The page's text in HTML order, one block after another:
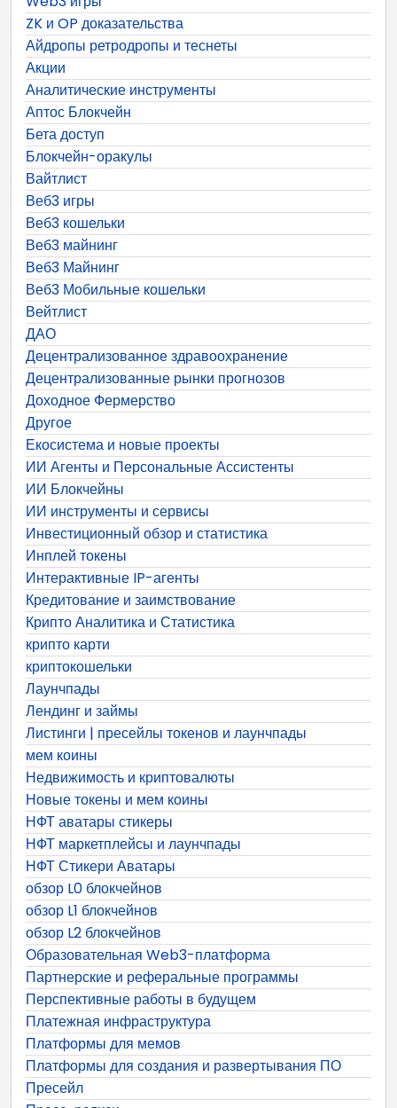
ZK и OP доказательства
Айдропы ретродропы и теснеты
Акции
Аналитические инструменты
Аптос Блокчейн
Бета доступ
Блокчейн-оракулы
Вайтлист
Веб3 игры
Веб3 кошельки
Веб3 майнинг
Веб3 Майнинг
Веб3 Мобильные кошельки
Вейтлист
ДАО
Децентрализованное здравоохранение
Децентрализованные рынки прогнозов
Доходное Фермерство
Другое
Екосистема и новые проекты
ИИ Агенты и Персональные Ассистенты
ИИ Блокчейны
ИИ инструменты и сервисы
Инвестиционный обзор и статистика
Инплей токены
Интерактивные IP-агенты
Кредитование и заимствование
Крипто Аналитика и Статистика
крипто карти
криптокошельки
Лаунчпады
Лендинг и займы
Листинги | пресейлы токенов и лаунчпады
мем коины
Недвижимость и криптовалюты
Новые токены и мем коины
НФТ аватары стикеры
НФТ маркетплейсы и лаунчпады
НФТ Стикери Аватары
обзор L0 блокчейнов
обзор L1 блокчейнов
обзор L2 блокчейнов
Образовательная Web3-платформа
Партнерские и реферальные программы
Перспективные работы в будущем
Платежная инфраструктура
Платформы для мемов
Платформы для создания и развертывания ПО
Пресейл